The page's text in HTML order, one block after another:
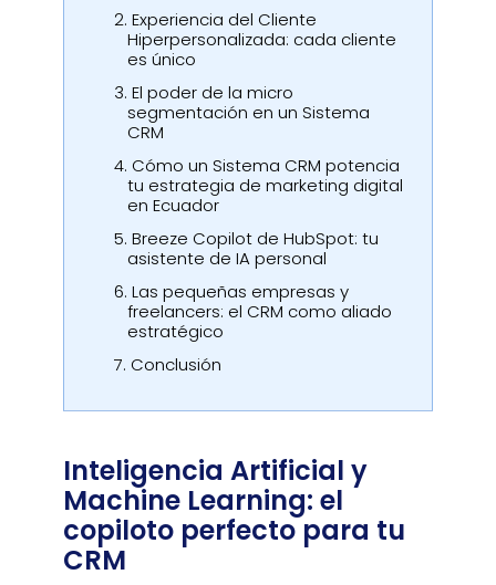
2. Experiencia del Cliente
Hiperpersonalizada: cada cliente
es único
3. El poder de la micro
segmentación en un Sistema
CRM
4. Cómo un Sistema CRM potencia
tu estrategia de marketing digital
en Ecuador
5. Breeze Copilot de HubSpot: tu
asistente de IA personal
6. Las pequeñas empresas y
freelancers: el CRM como aliado
estratégico
7. Conclusión
Inteligencia Artificial y
Machine Learning: el
copiloto perfecto para tu
CRM